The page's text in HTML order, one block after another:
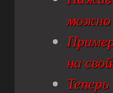
можно
на